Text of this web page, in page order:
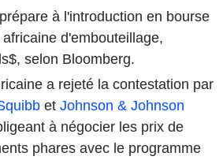
à l'introduction en bourse
d'embouteillage,
selon Bloomberg.
a rejeté la contestation par
et Johnson & Johnson
à négocier les prix de
phares avec le programme